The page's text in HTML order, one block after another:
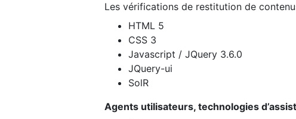
Les vérifications de restitution de
HTML 5
CSS 3
Javascript / JQuery 3.6.0
JQuery-ui
SolR
Agents utilisateurs, technologies